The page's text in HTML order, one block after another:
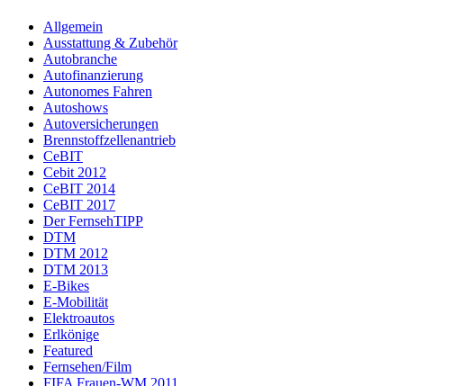
Allgemein
Ausstattung & Zubehör
Autobranche
Autofinanzierung
Autonomes Fahren
Autoshows
Autoversicherungen
Brennstoffzellenantrieb
CeBIT
Cebit 2012
CeBIT 2014
CeBIT 2017
Der FernsehTIPP
DTM
DTM 2012
DTM 2013
E-Bikes
E-Mobilität
Elektroautos
Erlkönige
Featured
Fernsehen/Film
FIFA Frauen-WM 2011